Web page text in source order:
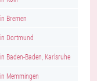
Bremen
Dortmund
Baden-Baden, Karlsruhe
Memmingen